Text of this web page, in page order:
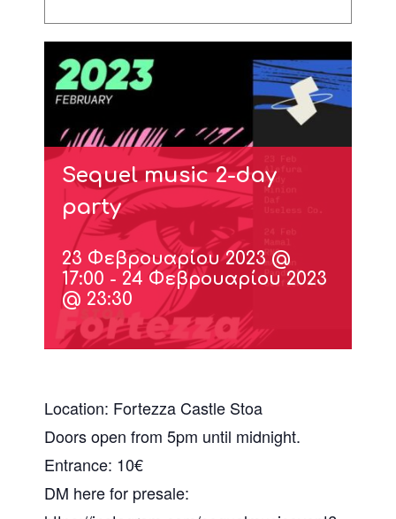
Sequel music 2-day
party
23 Φεβρουαρίου 2023 @
17:00 - 24 Φεβρουαρίου 2023
@ 23:30
Location: Fortezza Castle Stoa
Doors open from 5pm until midnight.
Entrance: 10€
DM here for presale: